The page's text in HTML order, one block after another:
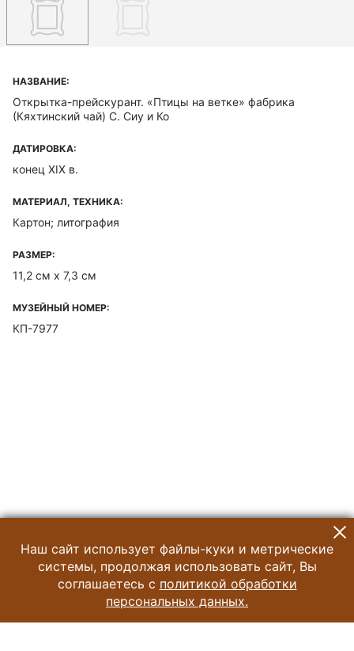
НАЗВАНИЕ:
Открытка-прейскурант. «Птицы на ветке» фабрика
(Кяхтинский чай) С. Сиу и Ко
ДАТИРОВКА:
конец XIX в.
МАТЕРИАЛ, ТЕХНИКА:
Картон; литография
РАЗМЕР:
11,2 см х 7,3 см
МУЗЕЙНЫЙ НОМЕР:
КП-7977
Наш сайт использует файлы-куки и метрические
системы, продолжая использовать сайт, Вы
соглашаетесь с политикой обработки
персональных данных.